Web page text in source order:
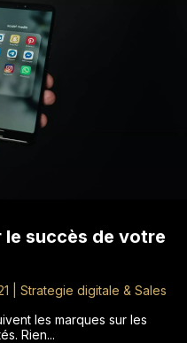
le succès de votre
|Strategie digitale & Sales
les marques sur les
Rien...